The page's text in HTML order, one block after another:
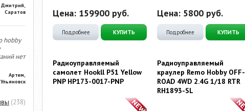
Дмитрий,
Саратов
hobby
нет
Артем,
Ульяновск
(238)
Цена: 159900 руб.
Подробнее КУПИТЬ
Цена: 5800 руб.
Подробнее КУПИТЬ
Радиоуправляемый
самолет Hookll P51 Yellow
PNP HP173-0017-PNP
Радиоуправляемый
краулер Remo Hobby OFF-
ROAD 4WD 2.4G 1/18 RTR
RH1893-SL